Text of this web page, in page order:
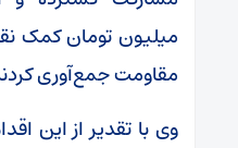
میلیون تومان کمک
مقاومت جمع‌آوری
وی با تقدیر از این